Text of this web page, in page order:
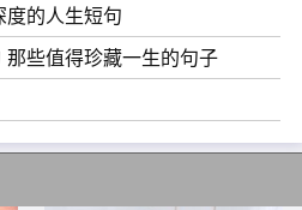
己地活着，不奢求多少爱，亦不
得发火，我这个人善良又可
的话，我建议你去死。
，不舍就挽留，放弃就成全，
的人生短句
些值得珍藏一生的句子